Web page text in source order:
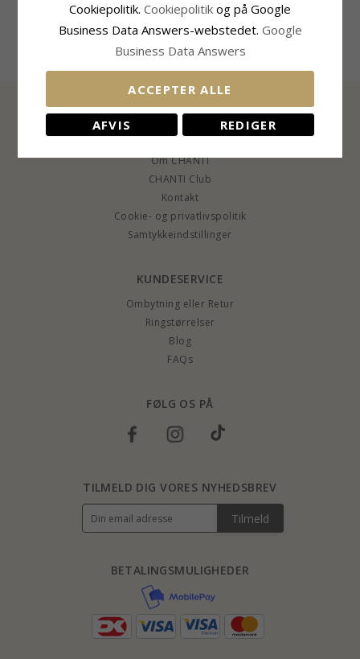
Ædelmetal:Rustfrit Stål
Overflade:
Blank
Leveringstid: 2-3 Hverdage
INFORMATION
Om CHANTI
CHANTI Club
Kontakt
Cookie- og privatlivspolitik
Samtykkeindstillinger
KUNDESERVICE
Ombytning eller Retur
Ringstørrelser
Blog
FAQs
FØLG OS PÅ
BETALINGSMULIGHEDER
TILMELD DIG VORES NYHEDSBREV
Tilmeld
Cookiepolitik. Cookiepolitik og på Google
Business Data Answers-webstedet. Google
Business Data Answers
ACCEPTER ALLE
AFVIS REDIGER